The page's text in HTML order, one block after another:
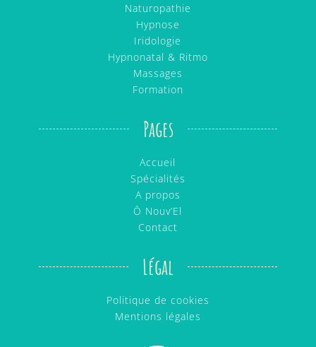
Naturopathie
Hypnose
Iridologie
Hypnonatal & Ritmo
Massages
Formation
Pages
Accueil
Spécialités
A propos
Ô Nouv’El
Contact
Légal
Politique de cookies
Mentions légales